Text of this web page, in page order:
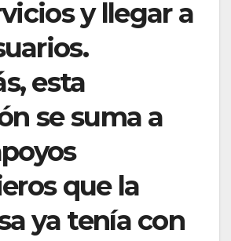
y llegar a
esta
se suma a
que la
ya tenía con